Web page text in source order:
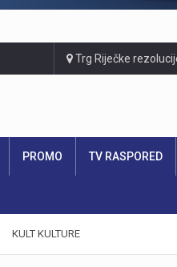
Trg Riječke
PROMO TV RASPORED
KULT KULTURE